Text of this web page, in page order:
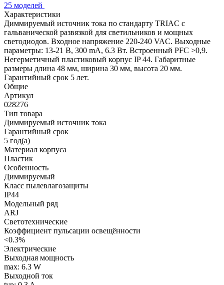
25 моделей
Характеристики
Диммируемый источник тока по стандарту TRIAC с
гальванической развязкой для светильников и мощных
светодиодов. Входное напряжение 220-240 VAC. Выходные
параметры: 13-21 В, 300 mА, 6.3 Вт. Встроенный PFC >0,9.
Негерметичный пластиковый корпус IP 44. Габаритные
размеры длина 48 мм, ширина 30 мм, высота 20 мм.
Гарантийный срок 5 лет.
Общие
Артикул
028276
Тип товара
Диммируемый источник тока
Гарантийный срок
5 год(а)
Материал корпуса
Пластик
Особенность
Диммируемый
Класс пылевлагозащиты
IP44
Модельный ряд
ARJ
Светотехнические
Коэффициент пульсации освещённости
<0.3%
Электрические
Выходная мощность
max: 6.3 W
Выходной ток